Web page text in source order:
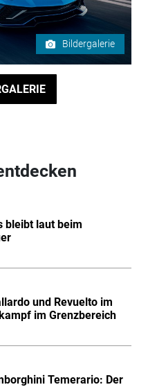
Bildergalerie
bleibt laut beim
und Revuelto im
im Grenzbereich
Temerario: Der